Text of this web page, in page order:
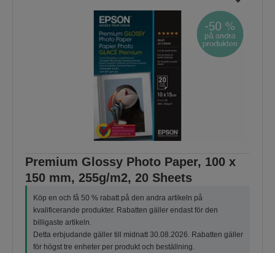
Premium Glossy Photo Paper, 100 x
150 mm, 255g/m2, 20 Sheets
Köp en och få 50 % rabatt på den andra artikeln på
kvalificerande produkter. Rabatten gäller endast för den
billigaste artikeln.
Detta erbjudande gäller till midnatt 30.08.2026. Rabatten gäller
för högst tre enheter per produkt och beställning.